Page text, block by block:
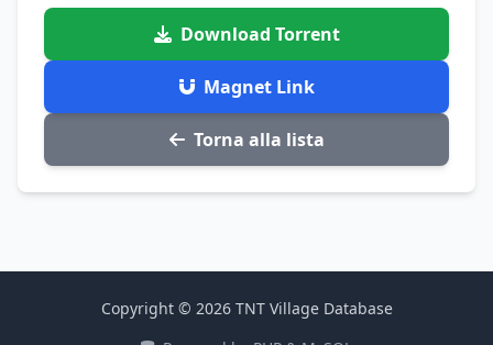
Download Torrent
Magnet Link
Torna alla lista
Copyright © 2026 TNT Village Database